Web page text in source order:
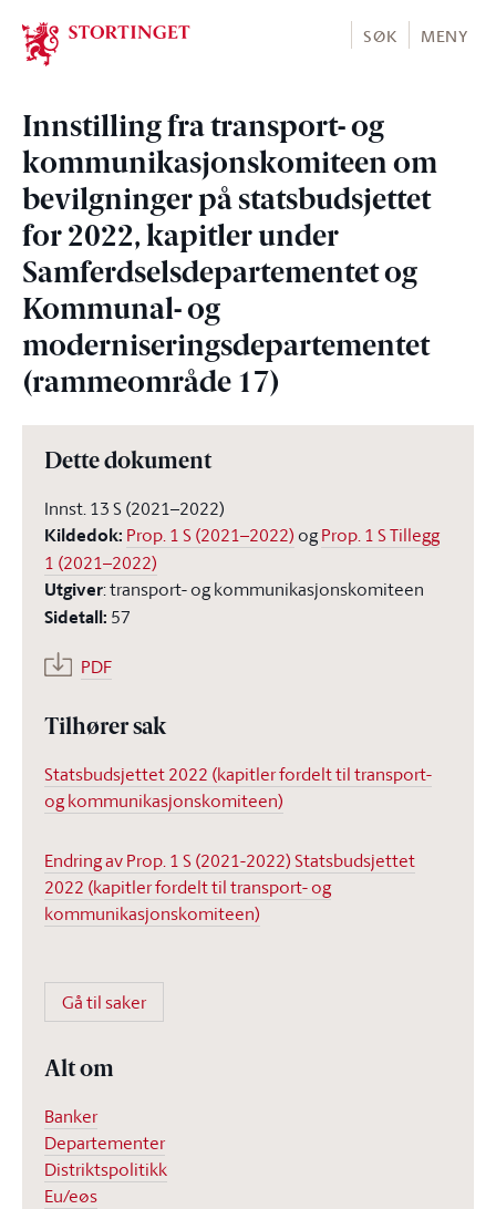
Stortinget.no
SØK MENY
Innstilling fra transport- og
kommunikasjonskomiteen om
bevilgninger på statsbudsjettet
for 2022, kapitler under
Samferdselsdepartementet og
Kommunal- og
moderniseringsdepartementet
(rammeområde 17)
Dette dokument
Innst. 13 S (2021–2022)
Kildedok: Prop. 1 S (2021–2022) ogProp. 1 S Tillegg
1 (2021–2022)
Utgiver:transport- og kommunikasjonskomiteen
Sidetall: 57
PDF
Tilhører sak
Statsbudsjettet 2022 (kapitler fordelt til transport-
og kommunikasjonskomiteen)
Endring av Prop. 1 S (2021-2022) Statsbudsjettet
2022 (kapitler fordelt til transport- og
kommunikasjonskomiteen)
Gå til saker
Alt om
Banker
Departementer
Distriktspolitikk
Eu/eøs